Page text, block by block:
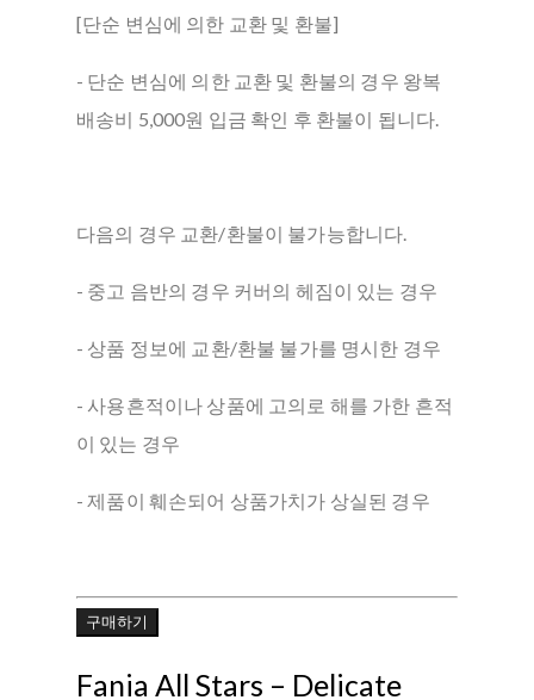
[단순 변심에 의한 교환 및 환불]
- 단순 변심에 의한 교환 및 환불의 경우 왕복
배송비 5,000원 입금 확인 후 환불이 됩니다.
다음의 경우 교환/환불이 불가능합니다.
- 중고 음반의 경우 커버의 헤짐이 있는 경우
- 상품 정보에 교환/환불 불가를 명시한 경우
- 사용흔적이나 상품에 고의로 해를 가한 흔적
이 있는 경우
- 제품이 훼손되어 상품가치가 상실된 경우
구매하기
Fania All Stars ‎– Delicate